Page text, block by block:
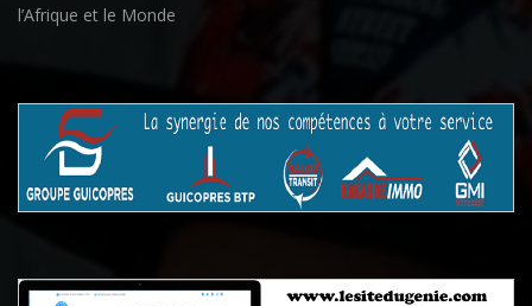
l’Afrique et le Monde